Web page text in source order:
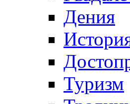
Дения
Туризм